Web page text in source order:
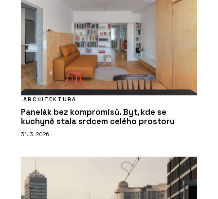
ARCHITEKTURA
Panelák bez kompromisů. Byt, kde se
kuchyně stala srdcem celého prostoru
31. 3. 2026